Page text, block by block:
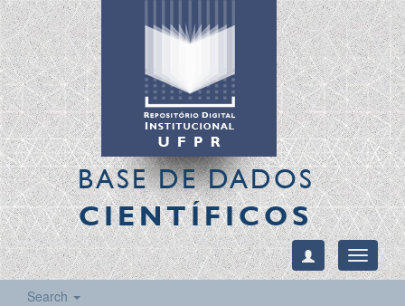
BASE DE DADOS
CIENTÍFICOS
Toggle
Search